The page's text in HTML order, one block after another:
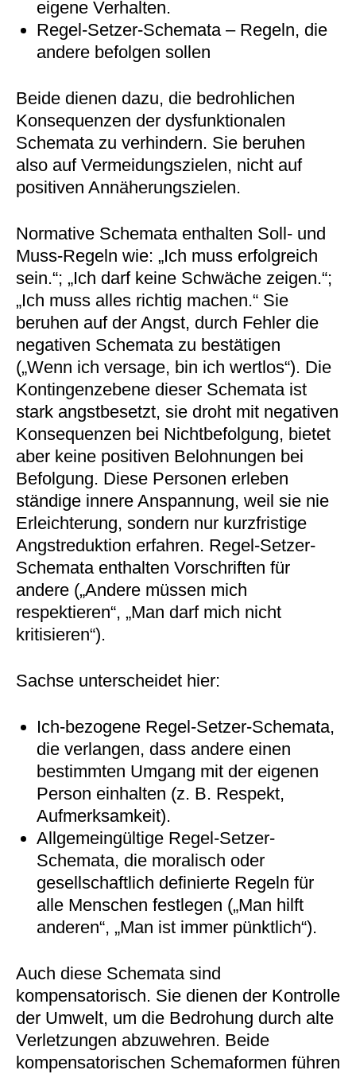
eigene Verhalten.
Regel-Setzer-Schemata – Regeln, die
andere befolgen sollen
Beide dienen dazu, die bedrohlichen
Konsequenzen der dysfunktionalen
Schemata zu verhindern. Sie beruhen
also auf Vermeidungszielen, nicht auf
positiven Annäherungszielen.
Normative Schemata enthalten Soll- und
Muss-Regeln wie: „Ich muss erfolgreich
sein.“; „Ich darf keine Schwäche zeigen.“;
„Ich muss alles richtig machen.“ Sie
beruhen auf der Angst, durch Fehler die
negativen Schemata zu bestätigen
(„Wenn ich versage, bin ich wertlos“). Die
Kontingenzebene dieser Schemata ist
stark angstbesetzt, sie droht mit negativen
Konsequenzen bei Nichtbefolgung, bietet
aber keine positiven Belohnungen bei
Befolgung. Diese Personen erleben
ständige innere Anspannung, weil sie nie
Erleichterung, sondern nur kurzfristige
Angstreduktion erfahren. Regel-Setzer-
Schemata enthalten Vorschriften für
andere („Andere müssen mich
respektieren“, „Man darf mich nicht
kritisieren“).
Sachse unterscheidet hier:
Ich-bezogene Regel-Setzer-Schemata,
die verlangen, dass andere einen
bestimmten Umgang mit der eigenen
Person einhalten (z. B. Respekt,
Aufmerksamkeit).
Allgemeingültige Regel-Setzer-
Schemata, die moralisch oder
gesellschaftlich definierte Regeln für
alle Menschen festlegen („Man hilft
anderen“, „Man ist immer pünktlich“).
Auch diese Schemata sind
kompensatorisch. Sie dienen der Kontrolle
der Umwelt, um die Bedrohung durch alte
Verletzungen abzuwehren. Beide
kompensatorischen Schemaformen führen